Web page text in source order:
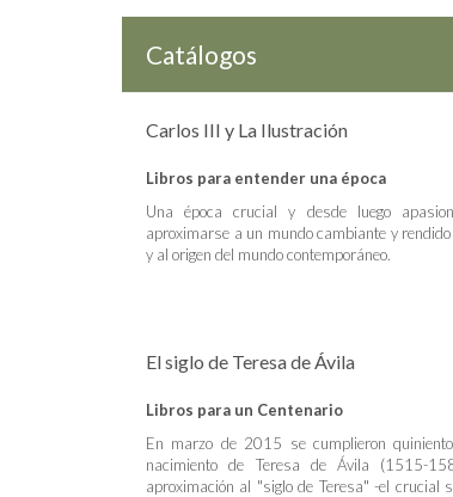
Catálogos
Carlos III y La Ilustración
Libros para entender una época
Una época crucial y desde luego
aproximarse a un mundo cambiante y
y al origen del mundo contemporáneo.
El siglo de Teresa de Ávila
Libros para un Centenario
En marzo de 2015 se cumplieron
nacimiento de Teresa de Ávila (1515-
aproximación al "siglo de Teresa" -el crucial